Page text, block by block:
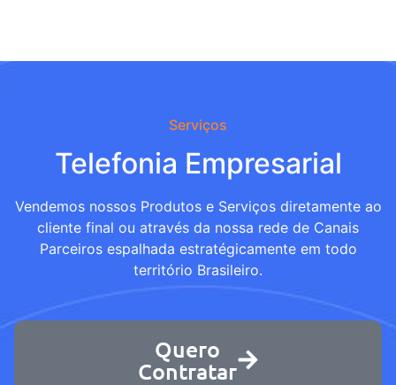
Serviços
Telefonia Empresarial
Vendemos nossos Produtos e Serviços diretamente ao
cliente final ou através da nossa rede de Canais
Parceiros espalhada estratégicamente em todo
território Brasileiro.
Quero
Contratar